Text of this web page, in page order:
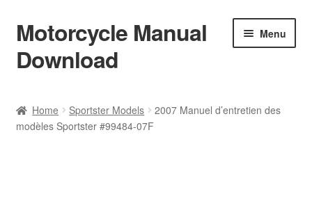
Skip
to
navigation
Skip
to
content
Motorcycle Manual
Download
Menu
Shop
Home Sportster Models
2007 Manuel d’entretien des
modèles Sportster #99484-07F